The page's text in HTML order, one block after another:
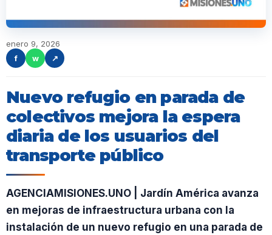
enero 9, 2026
f
w ↗
Nuevo refugio en parada de
colectivos mejora la espera
diaria de los usuarios del
transporte público
AGENCIAMISIONES.UNO | Jardín América avanza
en mejoras de infraestructura urbana con la
instalación de un nuevo refugio en una parada de